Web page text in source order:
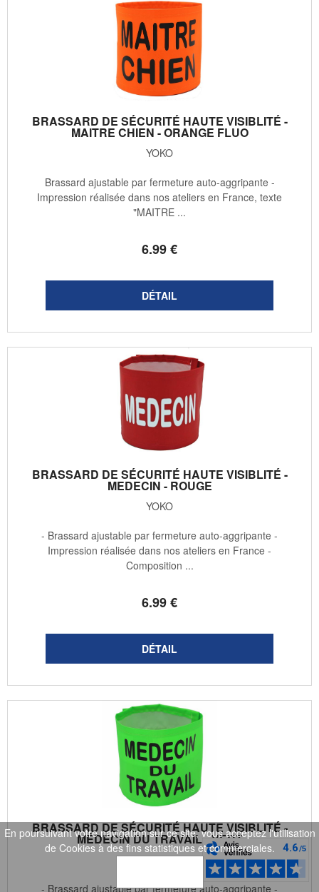
BRASSARD DE SÉCURITÉ HAUTE VISIBLITÉ -
MAITRE CHIEN - ORANGE FLUO
YOKO
6.99€
Brassard ajustable par fermeture auto-aggripante -
Impression réalisée dans nos ateliers en France, texte
"MAITRE ...
BRASSARD DE SÉCURITÉ HAUTE VISIBLITÉ -
MEDECIN - ROUGE
YOKO
6.99€
- Brassard ajustable par fermeture auto-aggripante -
Impression réalisée dans nos ateliers en France -
Composition ...
BRASSARD DE SÉCURITÉ HAUTE VISIBLITÉ -
MÉDECIN DU TRAVAIL - VERT
YOKO
- Brassard ajustable par fermeture auto-aggripante -
En poursuivant votre navigation sur ce site, vous acceptez l'utilisation
de Cookies à des fins statistiques et commerciales.